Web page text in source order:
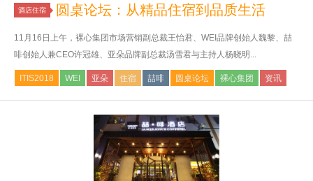
酒店住宿 圆桌论坛：从精品住宿到品质生活
11月16日上午，裸心集团市场营销副总裁王怡君、WEI品牌创始人魏黎、喆
啡创始人兼CEO许冠雄、亚朵品牌副总裁汤雪君与主持人杨晓明...
ITIS2018 WEI 亚朵 住宿 喆啡 圆桌论坛 裸心集团 资讯